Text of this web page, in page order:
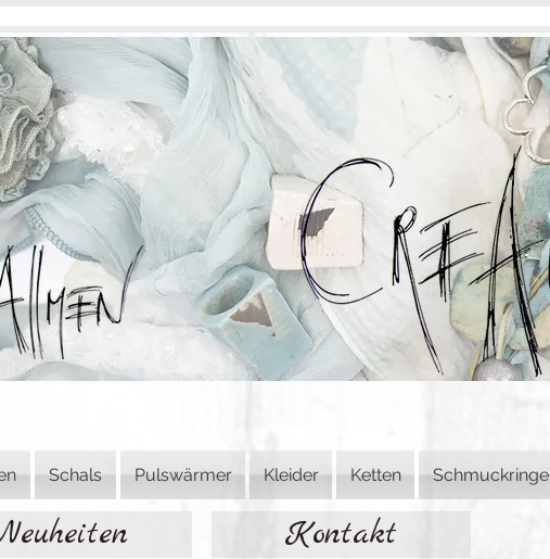
Schals Pulswärmer Kleider Ketten Schmuckringe
Kontakt